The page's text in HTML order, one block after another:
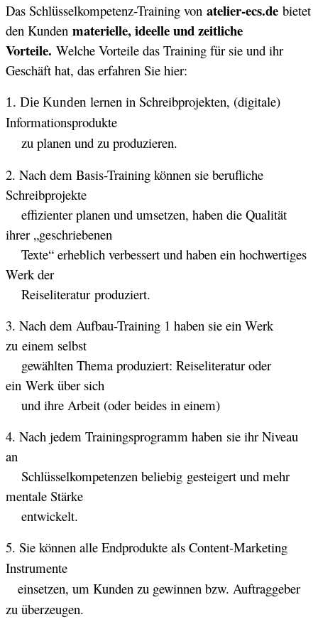
Das Schlüsselkompetenz-Training von atelier-ecs.de bietet
den Kunden materielle, ideelle und zeitliche
Vorteile. Welche Vorteile das Training für sie und ihr
Geschäft hat, das erfahren Sie hier:
1. Die Kunden lernen in Schreibprojekten, (digitale)
Informationsprodukte
zu planen und zu produzieren.
2. Nach dem Basis-Training können sie berufliche
Schreibprojekte
effizienter planen und umsetzen, haben die Qualität
ihrer „geschriebenen
Texte“ erheblich verbessert und haben ein hochwertiges
Werk der
Reiseliteratur produziert.
3. Nach dem Aufbau-Training 1 haben sie ein Werk
zu einem selbst
gewählten Thema produziert: Reiseliteratur oder
ein Werk über sich
und ihre Arbeit (oder beides in einem)
4. Nach jedem Trainingsprogramm haben sie ihr Niveau
an
Schlüsselkompetenzen beliebig gesteigert und mehr
mentale Stärke
entwickelt.
5. Sie können alle Endprodukte als Content-Marketing
Instrumente
einsetzen, um Kunden zu gewinnen bzw. Auftraggeber
zu überzeugen.